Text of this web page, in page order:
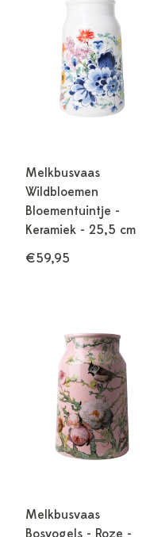
Melkbusvaas
Wildbloemen
Bloementuintje -
Keramiek - 25,5 cm
€59,95
Melkbusvaas
Bosvogels - Roze -